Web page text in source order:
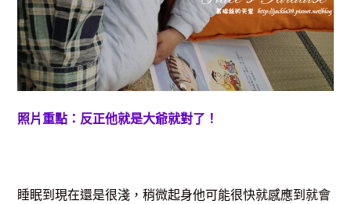
照片重點：反正他就是大爺就對了！
睡眠到現在還是很淺，稍微起身他可能很快就感應到就會